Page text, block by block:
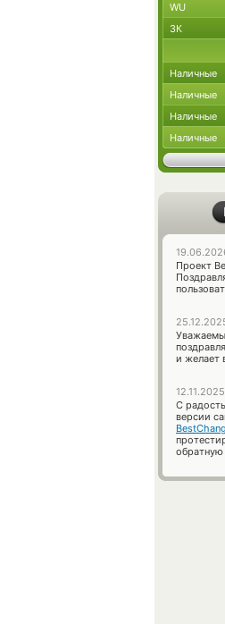
WU
ЗК
Наличные
Наличные
Наличные
Наличные
Проект
и желает
12.11.2025
С
версии
обратную